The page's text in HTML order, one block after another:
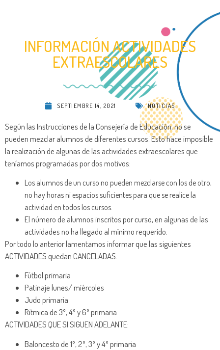
INFORMACIÓN ACTIVIDADES
EXTRAESCOLARES
SEPTIEMBRE 14, 2021 NOTICIAS
Según las Instrucciones de la Consejería de Educación, no se
pueden mezclar alumnos de diferentes cursos. Esto hace imposible
la realización de algunas de las actividades extraescolares que
teníamos programadas por dos motivos:
Los alumnos de un curso no pueden mezclarse con los de otro,
no hay horas ni espacios suficientes para que se realice la
actividad en todos los cursos.
El número de alumnos inscritos por curso, en algunas de las
actividades no ha llegado al mínimo requerido.
Por todo lo anterior lamentamos informar que las siguientes
ACTIVIDADES quedan CANCELADAS:
Fútbol primaria
Patinaje lunes/ miércoles
Judo primaria
Rítmica de 3º, 4º y 6º primaria
ACTIVIDADES QUE SI SIGUEN ADELANTE:
Baloncesto de 1º, 2º, 3º y 4º primaria